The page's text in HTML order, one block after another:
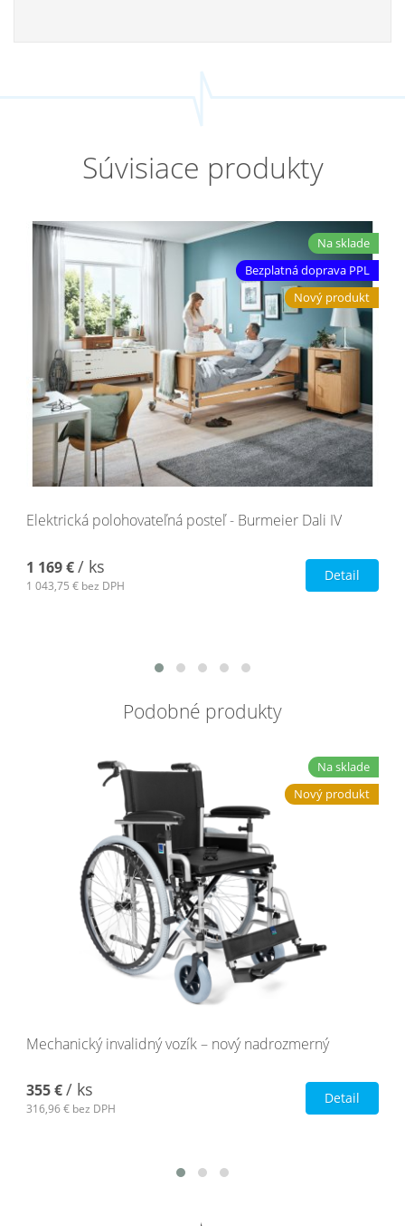
Súvisiace produkty
Na sklade
Bezplatná doprava PPL
Nový produkt
Elektrická polohovateľná posteľ - Burmeier Dali IV
1 169 €/ ks
1 043,75 € bez DPH
Detail
Podobné produkty
Na sklade
Nový produkt
Mechanický invalidný vozík – nový nadrozmerný
355 €/ ks
316,96 € bez DPH
Detail